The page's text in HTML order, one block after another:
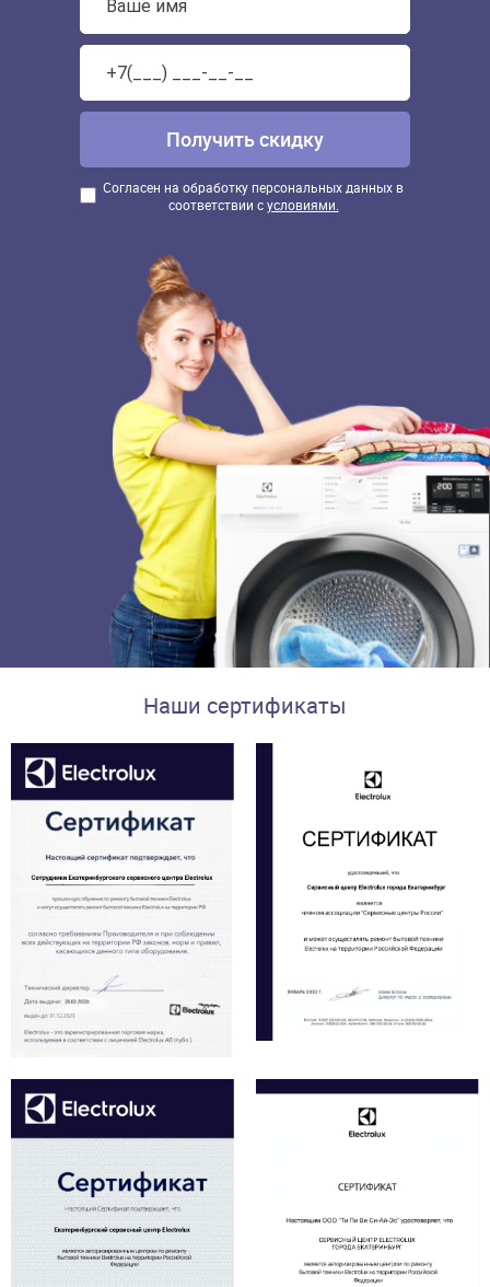
Согласен на обработку персональных данных в
соответствии сусловиями.
Наши сертификаты